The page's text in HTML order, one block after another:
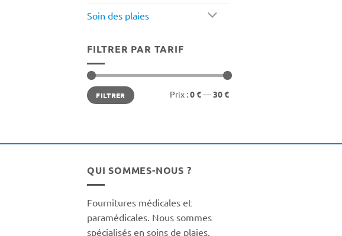
Soin des plaies
FILTRER PAR TARIF
Prix
min
Prix
maxFILTRER Prix :0 €—30 €
QUI SOMMES-NOUS ?
Fournitures médicales et
paramédicales. Nous sommes
spécialisés en soins de plaies,